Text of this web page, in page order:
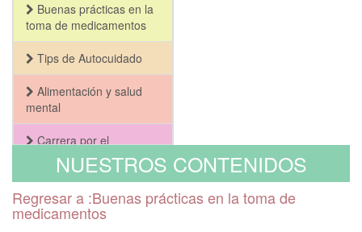
Buenas prácticas en la
toma de medicamentos
Tips de Autocuidado
Alimentación y salud
mental
Carrera por el
Bienestar y la Salud
Mental
Uso de pantallas y
salud mental
NUESTROS CONTENIDOS
Regresar a :Buenas prácticas en la toma de
medicamentos